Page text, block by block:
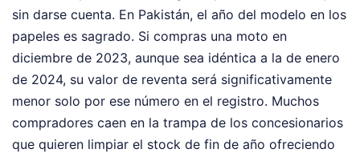
sin darse cuenta. En Pakistán, el año del modelo en los
papeles es sagrado. Si compras una moto en
diciembre de 2023, aunque sea idéntica a la de enero
de 2024, su valor de reventa será significativamente
menor solo por ese número en el registro. Muchos
compradores caen en la trampa de los concesionarios
que quieren limpiar el stock de fin de año ofreciendo